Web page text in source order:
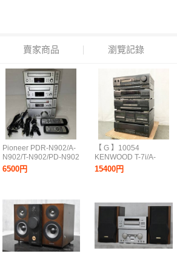
賣家商品 瀏覽記錄
Pioneer PDR-N902/A-
N902/T-N902/PD-N902
システムコンポ パイオ
ニア リモコン付き
6500円
【 G 】10054
KENWOOD T-7i/A-
5i/GE-7i/X-7i/DP-7i シ
ステムコンポ ケンウッ
15400円